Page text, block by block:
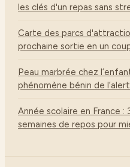
les clés d'un repas sans
Carte des parcs
prochaine sortie en un
Peau marbrée chez
phénomène bénin de
Année scolaire en France :
semaines de repos pour